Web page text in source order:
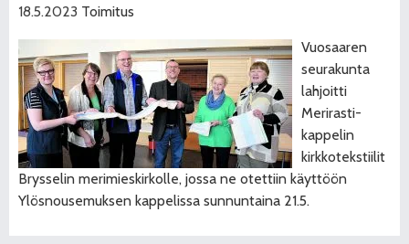
18.5.2023 Toimitus
Vuosaaren
seurakunta
lahjoitti
Merirasti-
kappelin
kirkkotekstiilit
Brysselin merimieskirkolle, jossa ne otettiin käyttöön
Ylösnousemuksen kappelissa sunnuntaina 21.5.